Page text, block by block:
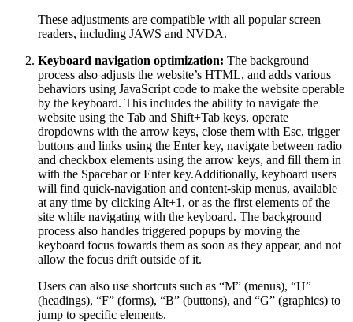
These adjustments are compatible with all popular screen
readers, including JAWS and NVDA.
Keyboard navigation optimization: The background
process also adjusts the website’s HTML, and adds various
behaviors using JavaScript code to make the website operable
by the keyboard. This includes the ability to navigate the
website using the Tab and Shift+Tab keys, operate
dropdowns with the arrow keys, close them with Esc, trigger
buttons and links using the Enter key, navigate between radio
and checkbox elements using the arrow keys, and fill them in
with the Spacebar or Enter key.Additionally, keyboard users
will find quick-navigation and content-skip menus, available
at any time by clicking Alt+1, or as the first elements of the
site while navigating with the keyboard. The background
process also handles triggered popups by moving the
keyboard focus towards them as soon as they appear, and not
allow the focus drift outside of it.
Users can also use shortcuts such as “M” (menus), “H”
(headings), “F” (forms), “B” (buttons), and “G” (graphics) to
jump to specific elements.